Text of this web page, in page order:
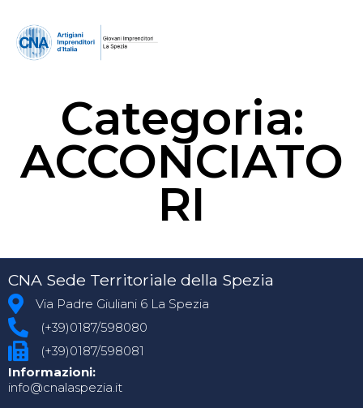
Categoria:
ACCONCIATO
RI
CNA Sede Territoriale della Spezia
Via Padre Giuliani 6 La Spezia
(+39)0187/598080
(+39)0187/598081
Informazioni:
info@cnalaspezia.it